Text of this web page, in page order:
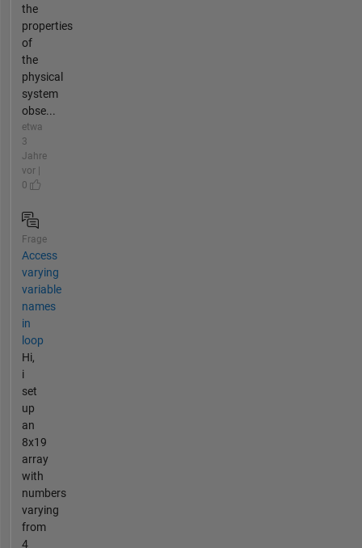
the
properties
of
the
physical
system
obse...
etwa
3
Jahre
vor |
0
Frage
Access
varying
variable
names
in
loop
Hi,
i
set
up
an
8x19
array
with
numbers
varying
from
4